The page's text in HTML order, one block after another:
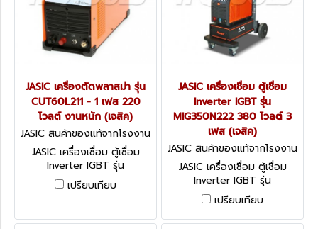
JASIC เครื่องตัดพลาสม่า รุ่น
CUT60L211 - 1 เฟส 220
โวลต์ งานหนัก (เจสิค)
JASIC สินค้าของแท้จากโรงงาน
ผู้ผลิต CUT60L211
JASIC เครื่องเชื่อม ตู้เชื่อม
Inverter IGBT รุ่น
MIG350N222 มี 2 ระบบ MIG
และ MMA กระแสไฟเชื่อม 350
ชุดป้อนลวดแบบแยก (เจสิค)
เปรียบเทียบ
JASIC เครื่องเชื่อม ตู้เชื่อม
Inverter IGBT รุ่น
MIG350N222 380 โวลต์ 3
เฟส (เจสิค)
JASIC สินค้าของแท้จากโรงงาน
ผู้ผลิต MIG350N222
JASIC เครื่องเชื่อม ตู้เชื่อม
Inverter IGBT รุ่น
MIG350N222 มี 2 ระบบ MIG
และ MMA กระแสไฟเชื่อม 350
แอมป์ แรงดันไฟ 380 โวลต์
เปรียบเทียบ